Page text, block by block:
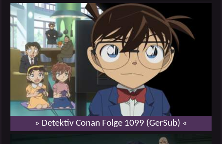
» Detektiv Conan Folge 1099 (GerSub) «